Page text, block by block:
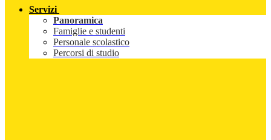
Servizi
Panoramica
Famiglie e studenti
Personale scolastico
Percorsi di studio